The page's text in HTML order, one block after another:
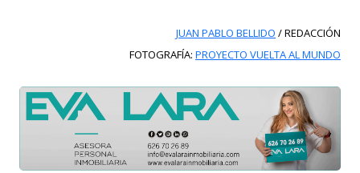
JUAN PABLO BELLIDO / REDACCIÓN
FOTOGRAFÍA: PROYECTO VUELTA AL MUNDO